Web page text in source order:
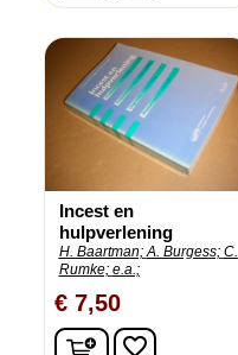
Incest en
hulpverlening
H. Baartman; A. Burgess; C.
Rumke; e.a.;
€ 7,50
In winkelwagen
favorite_border